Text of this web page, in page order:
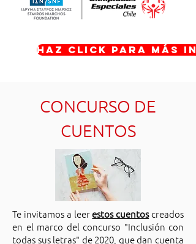
Haz click para más
CONCURSO DE
CUENTOS
Te invitamos a leerestos cuentoscreados
en el marco del concurso "Inclusión con
todas sus letras" de 2020, que dan cuenta